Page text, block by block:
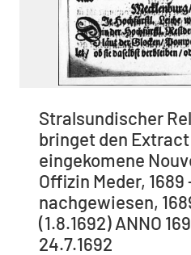
Stralsundischer
bringet den
eingekomene
Offizin Meder, 1689
nachgewiesen,
(1.8.1692) ANNO
24.7.1692